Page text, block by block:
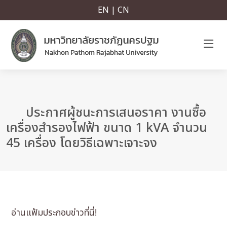
EN | CN
ประกาศผู้ชนะการเสนอราคา งานซื้อ
เครื่องสำรองไฟฟ้า ขนาด 1 kVA จำนวน
45 เครื่อง โดยวิธีเฉพาะเจาะจง
อ่านแฟ้มประกอบข่าวที่นี่!